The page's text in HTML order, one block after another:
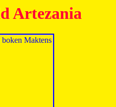
Artezania